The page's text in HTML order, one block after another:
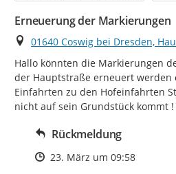
Erneuerung der Markierungen
Ort
01640 Coswig bei Dresden,
Hallo könnten die Markierungen
der Hauptstraße erneuert werden
Einfahrten zu den Hofeinfahrten
nicht auf sein Grundstück kommt !
Rückmeldung
Zeitpunkt des Erstellens
23. März um 09:58